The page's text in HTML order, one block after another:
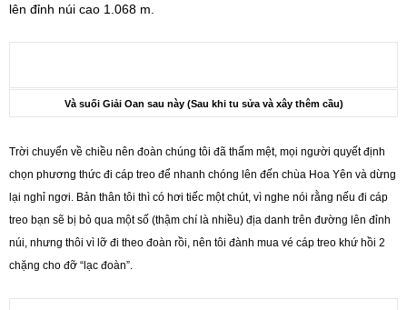
lên đỉnh núi cao 1.068 m.
Và suối Giải Oan sau này (Sau khi tu sửa và xây thêm cầu)
Trời chuyển về chiều nên đoàn chúng tôi đã thấm mệt, mọi người quyết định
chọn phương thức đi cáp treo để nhanh chóng lên đến chùa Hoa Yên và dừng
lại nghỉ ngơi. Bản thân tôi thì có hơi tiếc một chút, vì nghe nói rằng nếu đi cáp
treo bạn sẽ bị bỏ qua một số (thậm chí là nhiều) địa danh trên đường lên đỉnh
núi, nhưng thôi vì lỡ đi theo đoàn rồi, nên tôi đành mua vé cáp treo khứ hồi 2
chặng cho đỡ “lạc đoàn”.